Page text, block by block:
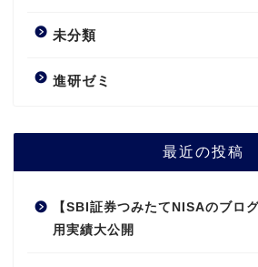
未分類
進研ゼミ
最近の投稿
【SBI証券つみたてNISAのブロ
用実績大公開